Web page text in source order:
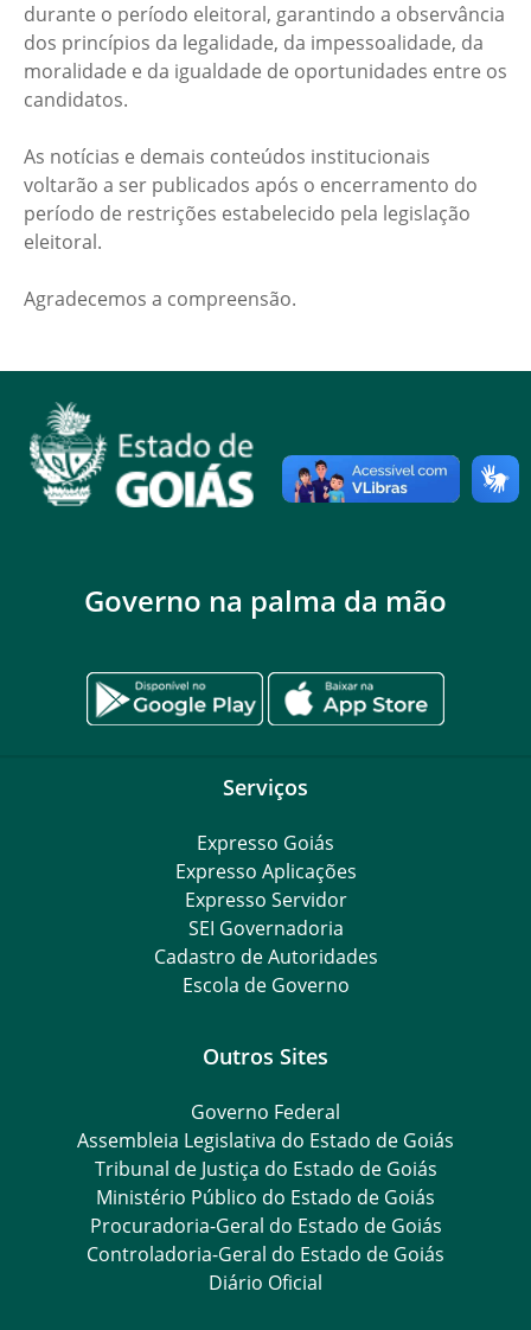
durante o período eleitoral, garantindo a observância
dos princípios da legalidade, da impessoalidade, da
moralidade e da igualdade de oportunidades entre os
candidatos.
As notícias e demais conteúdos institucionais
voltarão a ser publicados após o encerramento do
período de restrições estabelecido pela legislação
eleitoral.
Agradecemos a compreensão.
Governo na palma da mão
Serviços
Expresso Goiás
Expresso Aplicações
Expresso Servidor
SEI Governadoria
Cadastro de Autoridades
Escola de Governo
Outros Sites
Governo Federal
Assembleia Legislativa do Estado de Goiás
Tribunal de Justiça do Estado de Goiás
Ministério Público do Estado de Goiás
Procuradoria-Geral do Estado de Goiás
Controladoria-Geral do Estado de Goiás
Diário Oficial